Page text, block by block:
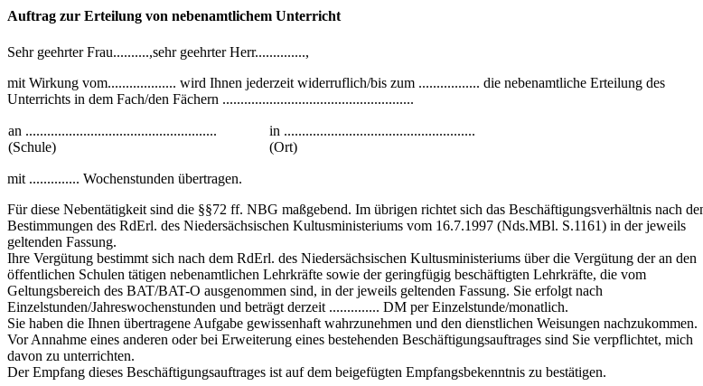
Auftrag zur Erteilung von nebenamtlichem Unterricht
Sehr geehrter Frau..........,sehr geehrter Herr..............,
mit Wirkung vom................... wird Ihnen jederzeit widerruflich/bis zum ................. die nebenamtliche Erteilung des
Unterrichts in dem Fach/den Fächern .....................................................
an .....................................................
(Schule)
in .....................................................
(Ort)
mit .............. Wochenstunden übertragen.
Für diese Nebentätigkeit sind die §§72 ff. NBG maßgebend. Im übrigen richtet sich das Beschäftigungsverhältnis nach
Bestimmungen des RdErl. des Niedersächsischen Kultusministeriums vom 16.7.1997 (Nds.MBl. S.1161) in der jeweils
geltenden Fassung.
Ihre Vergütung bestimmt sich nach dem RdErl. des Niedersächsischen Kultusministeriums über die Vergütung der an den
öffentlichen Schulen tätigen nebenamtlichen Lehrkräfte sowie der geringfügig beschäftigten Lehrkräfte, die vom
Geltungsbereich des BAT/BAT-O ausgenommen sind, in der jeweils geltenden Fassung. Sie erfolgt nach
Einzelstunden/Jahreswochenstunden und beträgt derzeit .............. DM per Einzelstunde/monatlich.
Sie haben die Ihnen übertragene Aufgabe gewissenhaft wahrzunehmen und den dienstlichen Weisungen nachzukommen.
Vor Annahme eines anderen oder bei Erweiterung eines bestehenden Beschäftigungsauftrages sind Sie verpflichtet, mich
davon zu unterrichten.
Der Empfang dieses Beschäftigungsauftrages ist auf dem beigefügten Empfangsbekenntnis zu bestätigen.